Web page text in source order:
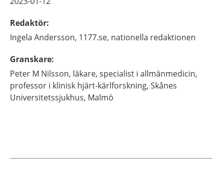
Redaktör:
Ingela Andersson, 1177.se, nationella redaktionen
Granskare:
Peter M Nilsson, läkare, specialist i allmänmedicin,
professor i klinisk hjärt-kärlforskning, Skånes
Universitetssjukhus, Malmö